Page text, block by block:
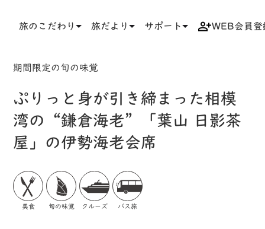
旅のこだわり 旅だより サポート WEB会員登
期間限定の旬の味覚
ぷりっと身が引き締まった相模
湾の“鎌倉海老”「葉山 日影茶
屋」の伊勢海老会席
美食 旬の味覚 クルーズ バス旅